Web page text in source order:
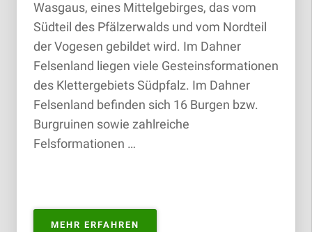
Wasgaus, eines Mittelgebirges, das vom
Südteil des Pfälzerwalds und vom Nordteil
der Vogesen gebildet wird. Im Dahner
Felsenland liegen viele Gesteinsformationen
des Klettergebiets Südpfalz. Im Dahner
Felsenland befinden sich 16 Burgen bzw.
Burgruinen sowie zahlreiche
Felsformationen …
MEHR ERFAHREN